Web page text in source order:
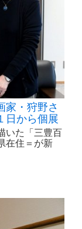
家・狩野さ
日から個展
いた「三豊百
在住＝が新